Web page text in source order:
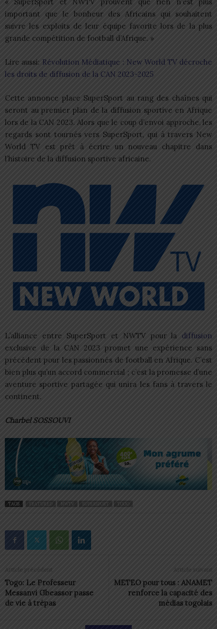
« SuperSport et NWTV prouvent que rien n’est plus
important que le bonheur des Africains qui souhaitent
suivre les exploits de leur équipe favorite lors de la plus
grande compétition de football d’Afrique. »
Lire aussi: Révolution Médiatique : New World TV décroche
les droits de diffusion de la CAN 2023-2025
Cette annonce place SuperSport au rang des chaînes qui
seront au premier plan de la diffusion sportive en Afrique
lors de la CAN 2023. Alors que le coup d’envoi approche, les
regards sont tournés vers SuperSport, qui à travers New
World TV est prêt à écrire un nouveau chapitre dans
l’histoire de la diffusion sportive africaine.
L’alliance entre SuperSport et NWTV pour la diffusion
exclusive de la CAN 2023 promet une expérience sans
précédent pour les passionnés de football en Afrique. C’est
bien plus qu’un accord commercial ; c’est la promesse d’une
aventure sportive partagée qui unira les fans à travers le
continent.
Charbel SOSSOUVI
TAGS FEATURED NWTV SUPERSPORT TOGO
Article précédent
Togo: Le Professeur
Messanvi Gbeassor passe
de vie à trépas
Article suivant
METEO pour tous : ANAMET
renforce la capacité des
médias togolais